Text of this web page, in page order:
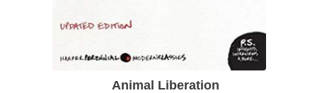
Animal Liberation